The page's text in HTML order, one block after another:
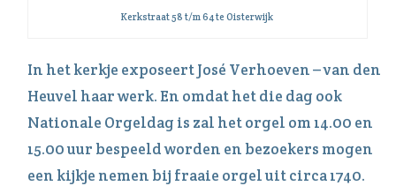
Kerkstraat 58 t/m 64 te Oisterwijk
In het kerkje exposeert José Verhoeven – van den
Heuvel haar werk. En omdat het die dag ook
Nationale Orgeldag is zal het orgel om 14.00 en
15.00 uur bespeeld worden en bezoekers mogen
een kijkje nemen bij fraaie orgel uit circa 1740.